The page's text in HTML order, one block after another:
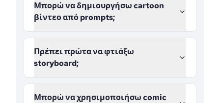
Μπορώ να δημιουργήσω cartoon
βίντεο από prompts;
Πρέπει πρώτα να φτιάξω
storyboard;
Μπορώ να χρησιμοποιήσω comic